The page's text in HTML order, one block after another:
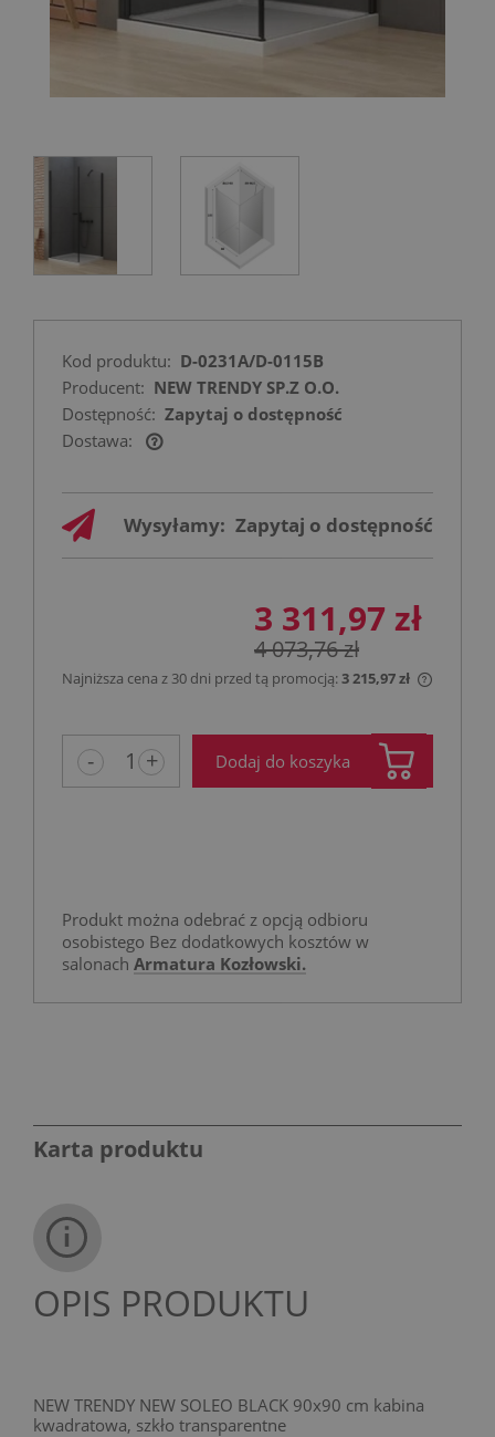
Kod produktu: D-0231A/D-0115B
Producent: NEW TRENDY SP.Z O.O.
Dostępność: Zapytaj o dostępność
Dostawa:
Cena nie zawiera ewentualnych kosztów
Wysyłamy: Zapytaj o dostępność
3 311,97 zł
4 073,76 zł
Najniższa cena z 30 dni przed tą promocją:3 215,97 zł
- + Dodaj do koszyka
Produkt można odebrać z opcją odbioru
osobistego Bez dodatkowych kosztów w
salonach Armatura Kozłowski.
Karta produktu
OPIS PRODUKTU
NEW TRENDY NEW SOLEO BLACK 90x90 cm kabina
kwadratowa, szkło transparentne